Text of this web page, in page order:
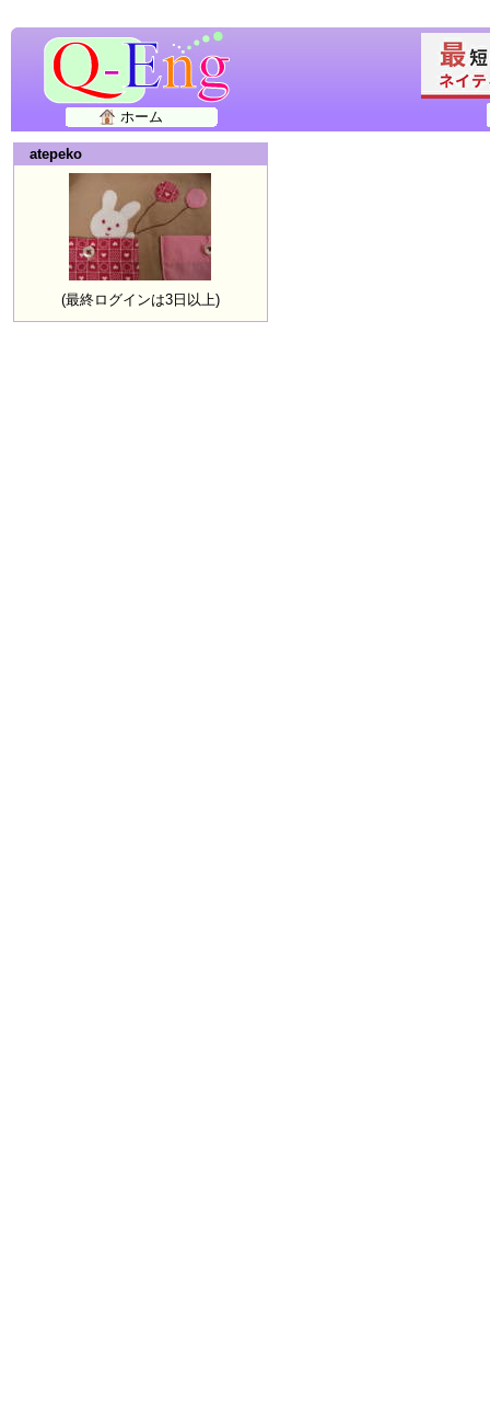
ホーム
atepeko
(最終ログインは3日以上)